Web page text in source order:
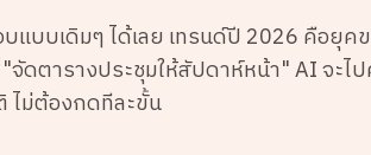
แบบเดิมๆ ได้เลย เทรนด์ปี 2026 คือยุค
"จัดตารางประชุมให้สัปดาห์หน้า" AI จะ
ไม่ต้องกดทีละขั้น